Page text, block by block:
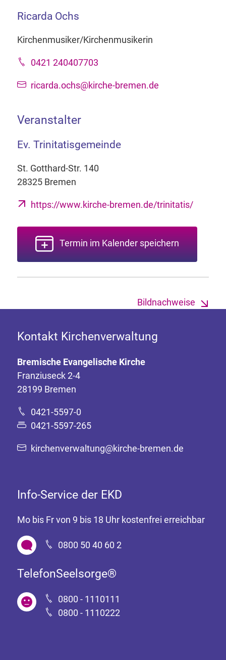
Ricarda Ochs
Kirchenmusiker/Kirchenmusikerin
0421 240407703
ricarda.ochs@kirche-bremen.de
Veranstalter
Ev. Trinitatisgemeinde
St. Gotthard-Str. 140
28325 Bremen
https://www.kirche-bremen.de/trinitatis/
Termin im Kalender speichern
Bildnachweise
Kontakt Kirchenverwaltung
Bremische Evangelische Kirche
Franziuseck 2-4
28199 Bremen
0421-5597-0
0421-5597-265
kirchenverwaltung@kirche-bremen.de
Info-Service der EKD
Mo bis Fr von 9 bis 18 Uhr kostenfrei erreichbar
0800 50 40 60 2
TelefonSeelsorge®
0800 - 1110111
0800 - 1110222